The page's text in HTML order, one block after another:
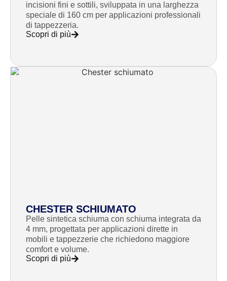
incisioni fini e sottili, sviluppata in una larghezza
speciale di 160 cm per applicazioni professionali
di tappezzeria.
Scopri di più
CHESTER SCHIUMATO
Pelle sintetica schiuma con schiuma integrata da
4 mm, progettata per applicazioni dirette in
mobili e tappezzerie che richiedono maggiore
comfort e volume.
Scopri di più